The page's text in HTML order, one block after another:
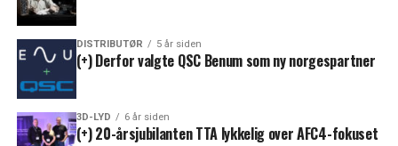
DISTRIBUTØR 5 år siden
(+) Derfor valgte QSC Benum som ny norgespartner
3D-LYD 6 år siden
(+) 20-årsjubilanten TTA lykkelig over AFC4-fokuset